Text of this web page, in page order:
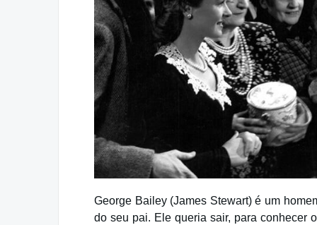
George Bailey (James Stewart) é um
do seu pai. Ele queria sair, para conhecer